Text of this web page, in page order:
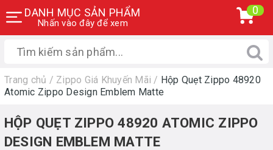
DANH MỤC SẢN PHẨM
Nhấn vào đây để xem
0
Trang chủ / Zippo Giá Khuyến Mãi / Hộp Quẹt Zippo 48920
Atomic Zippo Design Emblem Matte
HỘP QUẸT ZIPPO 48920 ATOMIC ZIPPO
DESIGN EMBLEM MATTE